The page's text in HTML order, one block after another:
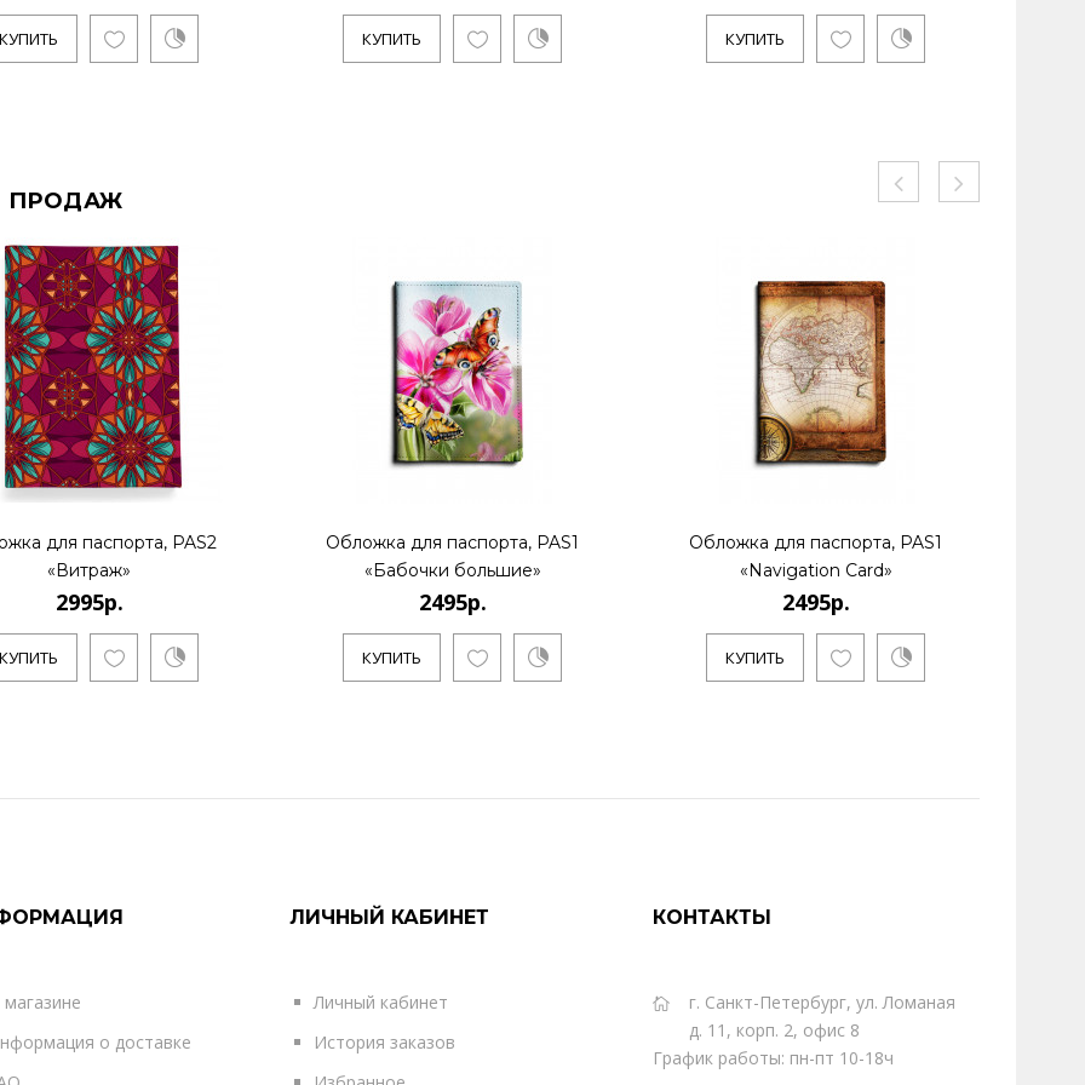
КУПИТЬ КУПИТЬ КУПИТЬ
ПРОДАЖ
для паспорта, PAS2
«Витраж»
2995р.
КУПИТЬ
Обложка для паспорта, PAS1
«Бабочки большие»
2495р.
КУПИТЬ
Обложка для паспорта, PAS1
«Navigation Card»
2495р.
КУПИТЬ
о доставке
ЛИЧНЫЙ КАБИНЕТ
Личный кабинет
История заказов
КОНТАКТЫ
г. Санкт-Петербург, ул. Ломаная
д. 11, корп. 2, офис 8
График работы: пн-пт 10-18ч